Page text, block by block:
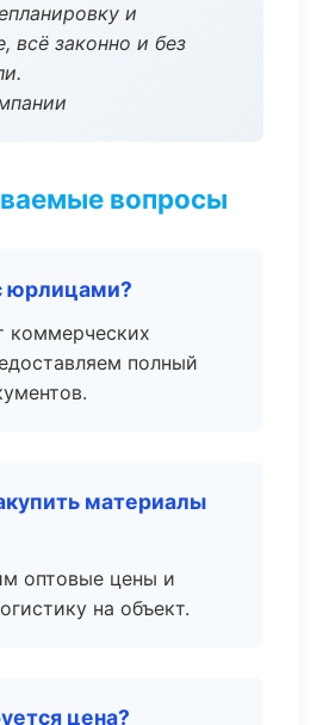
и
всё законно и без
вопросы
юрлицами?
коммерческих
полный
материалы
оптовые цены и
на объект.
цена?